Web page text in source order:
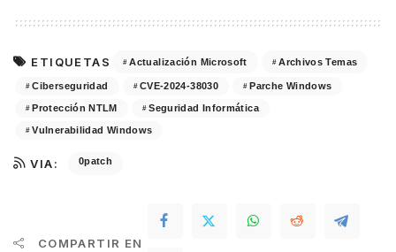
ETIQUETAS Actualización Microsoft Archivos Temas
Ciberseguridad CVE-2024-38030 Parche Windows
Protección NTLM Seguridad Informática
Vulnerabilidad Windows
VIA: 0patch
COMPARTIR EN